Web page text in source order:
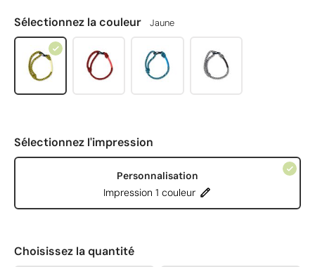
Sélectionnez la couleur Jaune
Sélectionnez l'impression
Personnalisation
Impression 1 couleur
Choisissez la quantité